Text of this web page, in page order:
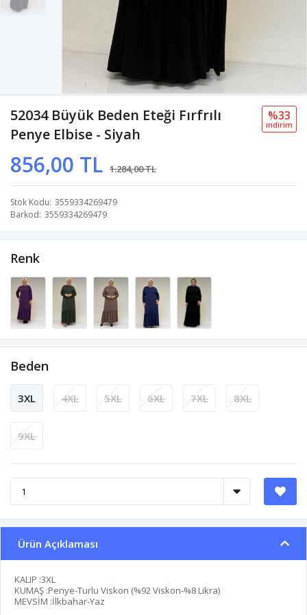
52034 Büyük Beden Eteği Fırfrılı
Penye Elbise - Siyah
856,00 TL 1.284,00 TL
%33
i̇ndi̇ri̇m
Stok Kodu 3559334269479
Barkod 3559334269479
Renk
Beden
3XL 4XL 5XL 6XL 7XL 8XL
9XL
Ürün Açıklaması
KALIP :3XL
KUMAŞ :Penye-Turlu Viskon (%92 Viskon-%8 Likra)
MEVSİM :İlkbahar-Yaz